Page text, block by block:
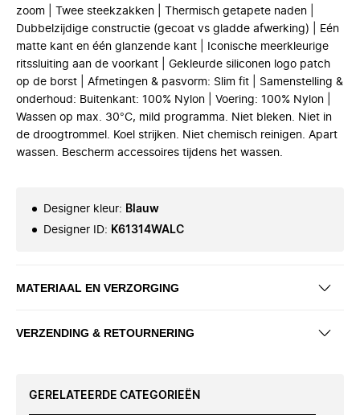
zoom | Twee steekzakken | Thermisch getapete naden |
Dubbelzijdige constructie (gecoat vs gladde afwerking) | Eén
matte kant en één glanzende kant | Iconische meerkleurige
ritssluiting aan de voorkant | Gekleurde siliconen logo patch
op de borst | Afmetingen & pasvorm: Slim fit | Samenstelling &
onderhoud: Buitenkant: 100% Nylon | Voering: 100% Nylon |
Wassen op max. 30°C, mild programma. Niet bleken. Niet in
de droogtrommel. Koel strijken. Niet chemisch reinigen. Apart
wassen. Bescherm accessoires tijdens het wassen.
Designer kleur: Blauw
Designer ID: K61314WALC
MATERIAAL EN VERZORGING
VERZENDING & RETOURNERING
GERELATEERDE CATEGORIEËN